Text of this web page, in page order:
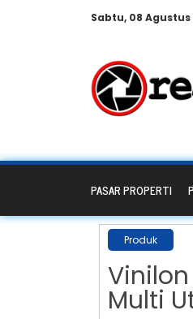
Sabtu, 08 Agustus
PASAR PROPERTI
Produk
Multi